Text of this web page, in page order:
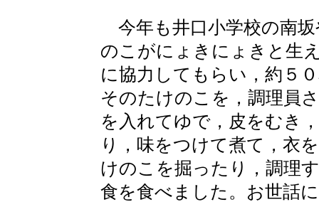
今年も井口小学校の南
のこがにょきにょきと生
に協力してもらい，約５
そのたけのこを，調理員
を入れてゆで，皮をむき
り，味をつけて煮て，衣
けのこを掘ったり，調理
食を食べました。お世話